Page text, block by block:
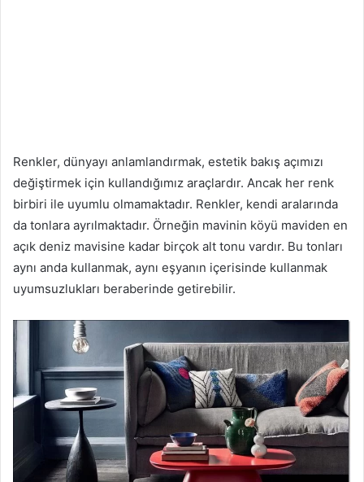
Renkler, dünyayı anlamlandırmak, estetik bakış açımızı
değiştirmek için kullandığımız araçlardır. Ancak her renk
birbiri ile uyumlu olmamaktadır. Renkler, kendi aralarında
da tonlara ayrılmaktadır. Örneğin mavinin köyü maviden en
açık deniz mavisine kadar birçok alt tonu vardır. Bu tonları
aynı anda kullanmak, aynı eşyanın içerisinde kullanmak
uyumsuzlukları beraberinde getirebilir.